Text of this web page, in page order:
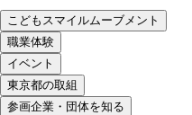
こどもスマイルムーブメント
職業体験
イベント
東京都の取組
参画企業・団体を知る